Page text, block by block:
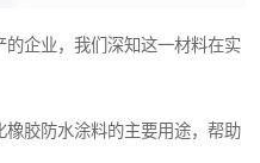
企业，我们深知这一材料在实
胶防水涂料的主要用途，帮助